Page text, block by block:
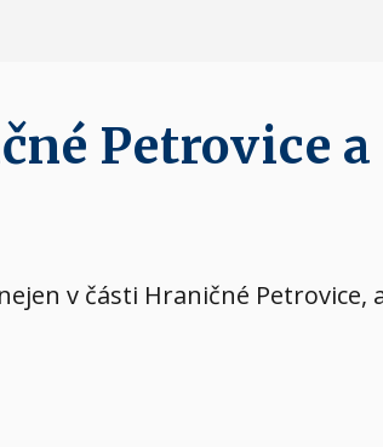
Petrovice
v části Hraničné Petrovice,